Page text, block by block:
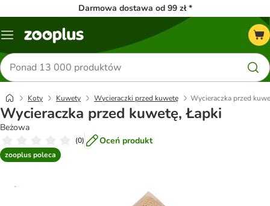
Darmowa dostawa od 99 zł *
Menu
Szukaj
produktów
Koty Kuwety Wycieraczki przed kuwetę Wycieraczka przed
Wycieraczka przed kuwetę, Łapki
Beżowa
(0) Oceń produkt
zooplus poleca